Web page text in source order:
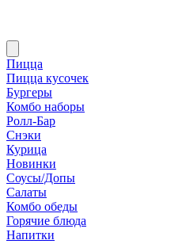
Пицца
Пицца кусочек
Бургеры
Комбо наборы
Ролл-Бар
Снэки
Курица
Новинки
Соусы/Допы
Салаты
Комбо обеды
Горячие блюда
Напитки